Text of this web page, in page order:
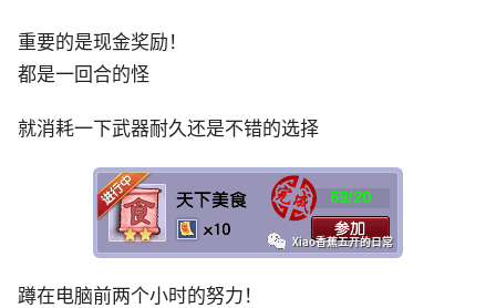
重要的是现金奖励！
都是一回合的怪
就消耗一下武器耐久还是不错的选择
蹲在电脑前两个小时的努力！